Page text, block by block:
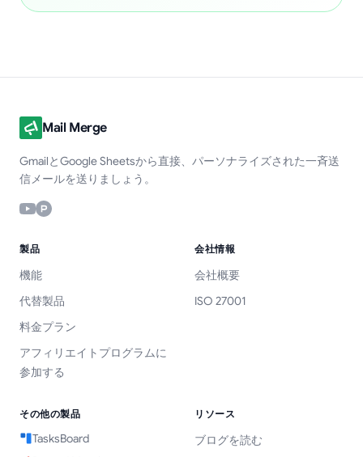
Mail Merge
GmailとGoogle Sheetsから直接、パーソナライズされた一斉送
信メールを送りましょう。
製品
機能
代替製品
料金プラン
アフィリエイトプログラムに
参加する
会社情報
会社概要
ISO 27001
その他の製品
TasksBoard
リソース
ブログを読む